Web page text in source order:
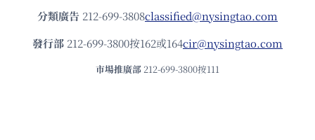
分類廣告 212-699-3808classified@nysingtao.com
發⾏部 212-699-3800按162或164cir@nysingtao.com
市場推廣部 212-699-3800按111